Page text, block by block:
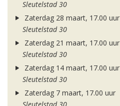
Sleutelstad 30
Zaterdag 28 maart, 17.00 uur
Sleutelstad 30
Zaterdag 21 maart, 17.00 uur
Sleutelstad 30
Zaterdag 14 maart, 17.00 uur
Sleutelstad 30
Zaterdag 7 maart, 17.00 uur